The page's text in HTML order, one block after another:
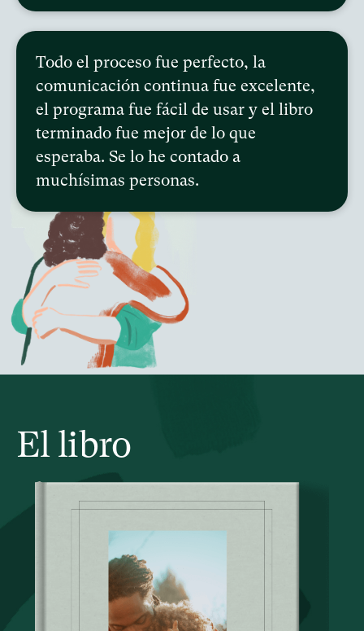
Todo el proceso fue perfecto, la
comunicación continua fue excelente,
el programa fue fácil de usar y el libro
terminado fue mejor de lo que
esperaba. Se lo he contado a
muchísimas personas.
El libro